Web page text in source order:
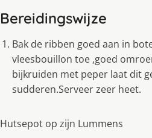
Bereidingswijze
Bak de ribben goed aan in
vleesbouillon toe ,goed
bijkruiden met peper laat dit
sudderen.Serveer zeer heet.
Hutsepot op zijn Lummens